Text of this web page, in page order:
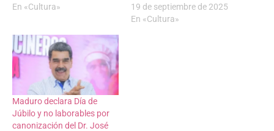
En «Cultura»
19 de septiembre de 2025
En «Cultura»
Maduro declara Día de
Júbilo y no laborables por
canonización del Dr. José